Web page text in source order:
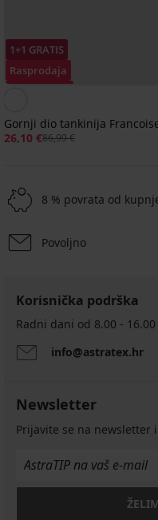
1+1 GRATIS
Rasprodaja
Gornji dio tankinija
26,10 €86,99 €
8 % povrata od
Povoljno
Korisnička podrška
Radni dani od 8.00 - 16.00
info@astratex.hr
Newsletter
Prijavite se na newsletter i